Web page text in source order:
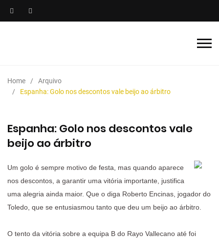
Home
Arquivo
Espanha: Golo nos descontos vale beijo ao árbitro
Espanha: Golo nos descontos vale
beijo ao árbitro
Um golo é sempre motivo de festa, mas quando aparece
nos descontos, a garantir uma vitória importante, justifica
uma alegria ainda maior. Que o diga Roberto Encinas, jogador do
Toledo, que se entusiasmou tanto que deu um beijo ao árbitro.
O tento da vitória sobre a equipa B do Rayo Vallecano até foi